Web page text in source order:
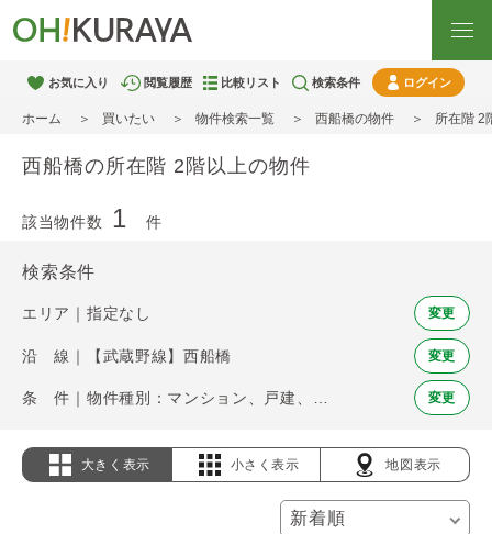
お気に入り 閲覧履歴 比較リスト 検索条件 ログイン
ホーム 買いたい 物件検索一覧 西船橋の物件 所在階 2
西船橋の所在階 2階以上の物件
該当物件数 1 件
検索条件
エリア｜指定なし 変更
沿 線｜【武蔵野線】西船橋 変更
変更
大きく表示 小さく表示 地図表示